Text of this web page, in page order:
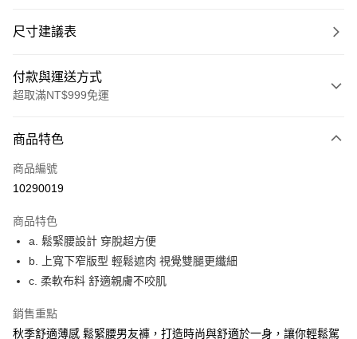
尺寸建議表
付款與運送方式
超取滿NT$999免運
信用卡一次付款
超商取貨付款
ATM付款
貨到付款
運送方式
貨到付款
商品特色
商品編號
10290019
商品特色
a. 鬆緊腰設計 穿脫超方便
b. 上寬下窄版型 輕鬆遮肉 視覺雙腿更纖細
c. 柔軟布料 舒適親膚不咬肌
銷售重點
秋季舒適薄感 鬆緊腰男友褲，打造時尚與舒適於一身，讓你輕鬆駕